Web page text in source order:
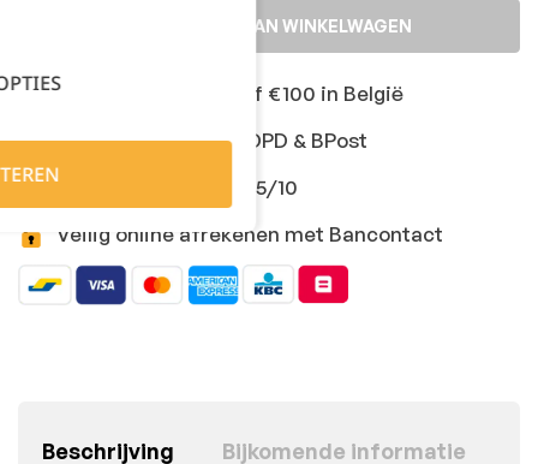
TOEVOEGEN AAN WINKELWAGEN
Gratis levering vanaf €100 in België
Snelle levering met DPD & BPost
Klanten geven ons 9,5/10
Veilig online afrekenen met Bancontact
Beschrijving Bijkomende informatie